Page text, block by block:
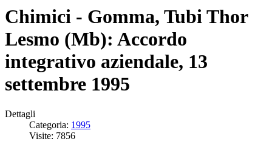
Chimici - Gomma, Tubi Thor
Lesmo (Mb): Accordo
integrativo aziendale, 13
settembre 1995
Dettagli
Categoria: 1995
Visite: 7856